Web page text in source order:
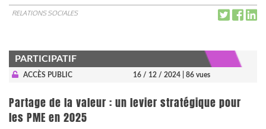
RELATIONS SOCIALES
PARTICIPATIF
ACCÈS PUBLIC 16 / 12 / 2024 | 86 vues
Partage de la valeur : un levier stratégique pour
les PME en 2025